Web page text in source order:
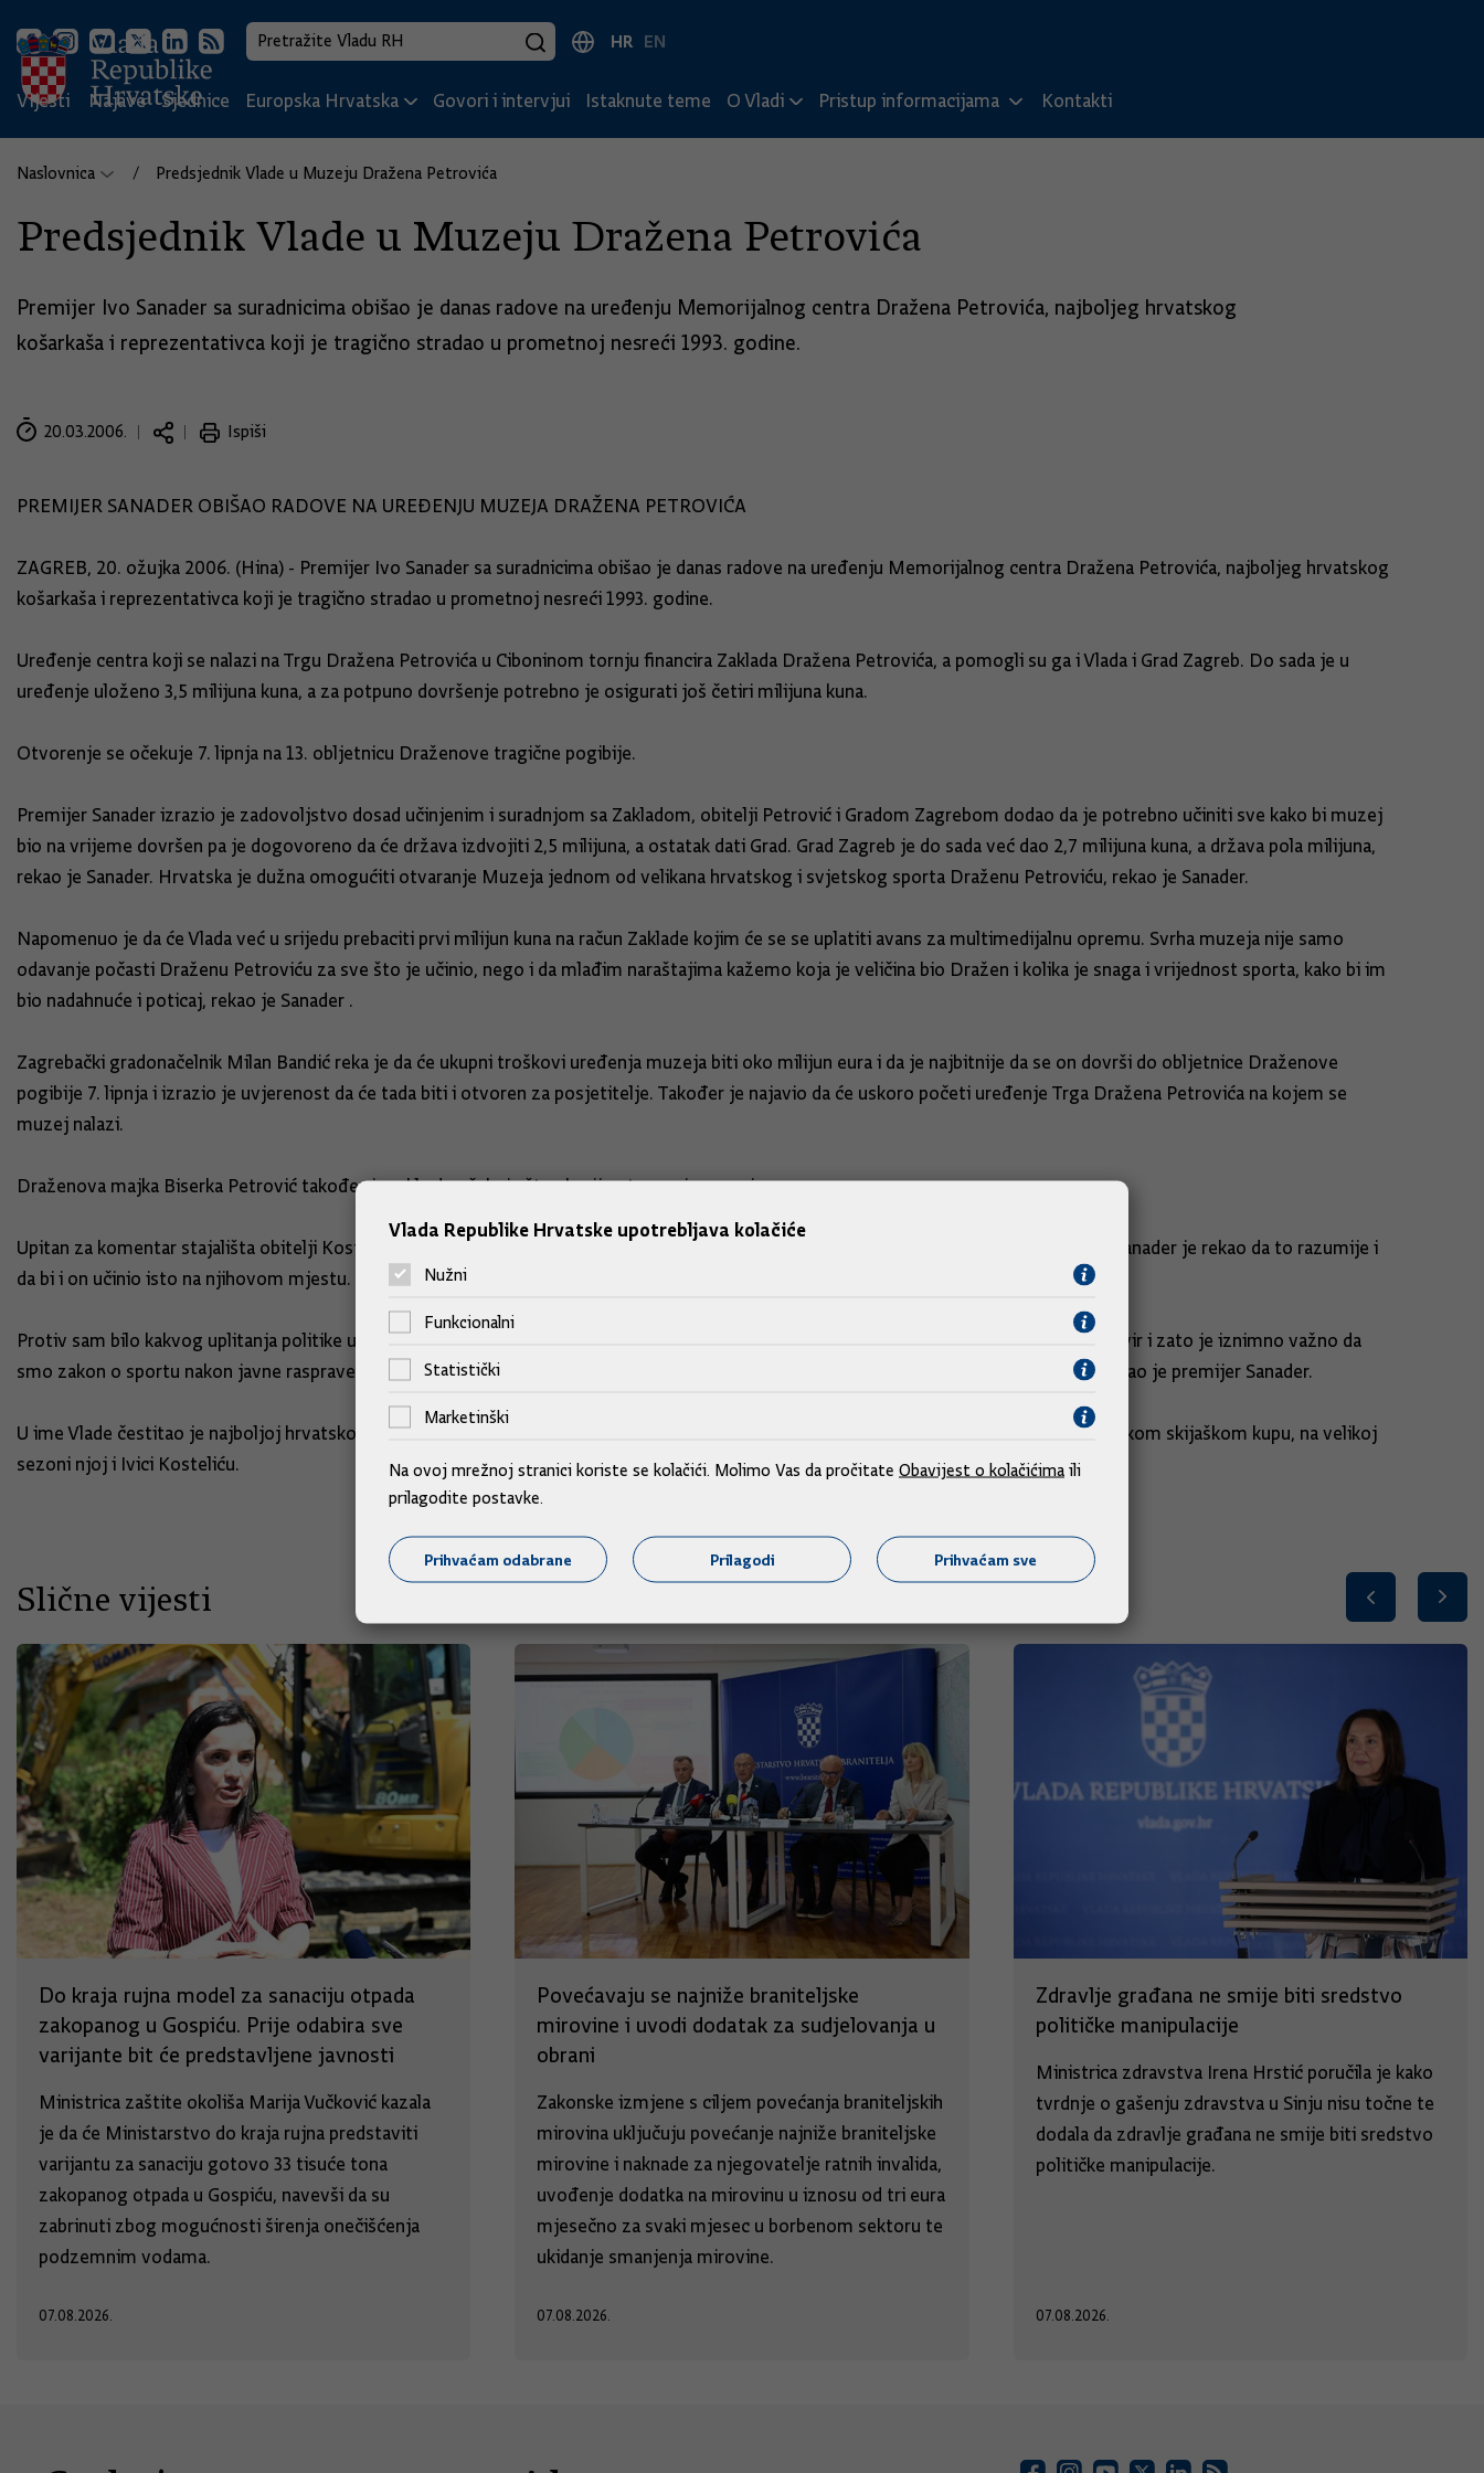
HR EN
Vijesti Najave Sjednice Europska Hrvatska Govori i intervjui Istaknute teme O Vladi Pristup informacijama Kontakti
Naslovnica Predsjednik Vlade u Muzeju Dražena Petrovića
Predsjednik Vlade u Muzeju Dražena Petrovića
Premijer Ivo Sanader sa suradnicima obišao je danas radove na uređenju Memorijalnog centra Dražena Petrovića, najboljeg hrvatskog
košarkaša i reprezentativca koji je tragično stradao u prometnoj nesreći 1993. godine.
20.03.2006. Ispiši
PREMIJER SANADER OBIŠAO RADOVE NA UREĐENJU MUZEJA DRAŽENA PETROVIĆA
ZAGREB, 20. ožujka 2006. (Hina) - Premijer Ivo Sanader sa suradnicima obišao je danas radove na uređenju Memorijalnog centra Dražena Petrovića, najboljeg hrvatskog
košarkaša i reprezentativca koji je tragično stradao u prometnoj nesreći 1993. godine.
Uređenje centra koji se nalazi na Trgu Dražena Petrovića u Ciboninom tornju financira Zaklada Dražena Petrovića, a pomogli su ga i Vlada i Grad Zagreb. Do sada je u
uređenje uloženo 3,5 milijuna kuna, a za potpuno dovršenje potrebno je osigurati još četiri milijuna kuna.
Otvorenje se očekuje 7. lipnja na 13. obljetnicu Draženove tragične pogibije.
Premijer Sanader izrazio je zadovoljstvo dosad učinjenim i suradnjom sa Zakladom, obitelji Petrović i Gradom Zagrebom dodao da je potrebno učiniti sve kako bi muzej
bio na vrijeme dovršen pa je dogovoreno da će država izdvojiti 2,5 milijuna, a ostatak dati Grad. Grad Zagreb je do sada već dao 2,7 milijuna kuna, a država pola milijuna,
rekao je Sanader. Hrvatska je dužna omogućiti otvaranje Muzeja jednom od velikana hrvatskog i svjetskog sporta Draženu Petroviću, rekao je Sanader.
Napomenuo je da će Vlada već u srijedu prebaciti prvi milijun kuna na račun Zaklade kojim će se se uplatiti avans za multimedijalnu opremu. Svrha muzeja nije samo
odavanje počasti Draženu Petroviću za sve što je učinio, nego i da mlađim naraštajima kažemo koja je veličina bio Dražen i kolika je snaga i vrijednost sporta, kako bi im
bio nadahnuće i poticaj, rekao je Sanader .
Zagrebački gradonačelnik Milan Bandić reka je da će ukupni troškovi uređenja muzeja biti oko milijun eura i da je najbitnije da se on dovrši do obljetnice Draženove
pogibije 7. lipnja i izrazio je uvjerenost da će tada biti i otvoren za posjetitelje. Također je najavio da će uskoro početi uređenje Trga Dražena Petrovića na kojem se
muzej nalazi.
Draženova majka Biserka Petrović također je rekla da očekuje što skorije otvorenje muzeja.
Upitan za komentar stajališta obitelji Kostelić da ne želi doček zbog stalnog korištenja uspjeha Janice i Ivice u političke svrhe, premijer Sanader je rekao da to razumije i
da bi i on učinio isto na njihovom mjestu.
Protiv sam bilo kakvog uplitanja politike u sport. Sport mora biti lišen politike, a politika mora dati potporu (sportu) kroz zakonodavni okvir i zato je iznimno važno da
smo zakon o sportu nakon javne rasprave uputili u Hrvatski sabor i da je proceduri. Mislim da će to biti velik iskorak za hrvatski sport, rekao je premijer Sanader.
U ime Vlade čestitao je najboljoj hrvatskoj skijašici Janici Kostelić na sjajnom uspjehu i postavljenom rekordu osvojenih bodova u Svjetskom skijaškom kupu, na velikoj
sezoni njoj i Ivici Kosteliću.
Slične vijesti
Do kraja rujna model za sanaciju otpada
zakopanog u Gospiću. Prije odabira sve
varijante bit će predstavljene javnosti
Ministrica zaštite okoliša Marija Vučković kazala
je da će Ministarstvo do kraja rujna predstaviti
varijantu za sanaciju gotovo 33 tisuće tona
zakopanog otpada u Gospiću, navevši da su
zabrinuti zbog mogućnosti širenja onečišćenja
podzemnim vodama.
07.08.2026.
Povećavaju se najniže braniteljske
mirovine i uvodi dodatak za sudjelovanja u
obrani
Zakonske izmjene s ciljem povećanja braniteljskih
mirovina uključuju povećanje najniže braniteljske
mirovine i naknade za njegovatelje ratnih invalida,
uvođenje dodatka na mirovinu u iznosu od tri eura
mjesečno za svaki mjesec u borbenom sektoru te
ukidanje smanjenja mirovine.
07.08.2026.
Zdravlje građana ne smije biti sredstvo
političke manipulacije
Ministrica zdravstva Irena Hrstić poručila je kako
tvrdnje o gašenju zdravstva u Sinju nisu točne te
dodala da zdravlje građana ne smije biti sredstvo
političke manipulacije.
07.08.2026.
Vlada Republike Hrvatske upotrebljava kolačiće
Nužni
Funkcionalni
Statistički
Marketinški
Na ovoj mrežnoj stranici koriste se kolačići. Molimo Vas da pročitate Obavijest o kolačićima ili
prilagodite postavke.
Prihvaćam odabrane Prilagodi Prihvaćam sve